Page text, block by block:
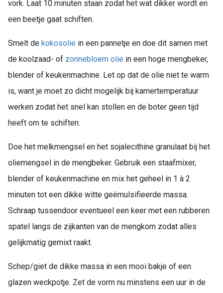
vork. Laat 10 minuten staan zodat het wat dikker wordt en
een beetje gaat schiften.
Smelt de kokosolie in een pannetje en doe dit samen met
de koolzaad- of zonnebloem olie in een hoge mengbeker,
blender of keukenmachine. Let op dat de olie niet te warm
is, want je moet zo dicht mogelijk bij kamertemperatuur
werken zodat het snel kan stollen en de boter geen tijd
heeft om te schiften.
Doe het melkmengsel en het sojalecithine granulaat bij het
oliemengsel in de mengbeker. Gebruik een staafmixer,
blender of keukenmachine en mix het geheel in 1 à 2
minuten tot een dikke witte geëmulsifieerde massa.
Schraap tussendoor eventueel een keer met een rubberen
spatel langs de zijkanten van de mengkom zodat alles
gelijkmatig gemixt raakt.
Schep/giet de dikke massa in een mooi bakje of een
glazen weckpotje. Zet de vorm nu minstens een uur in de